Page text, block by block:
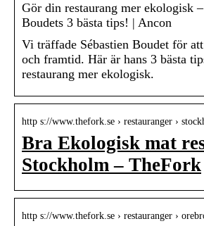
Gör din restaurang mer ekologisk
Boudets 3 bästa tips! | Ancon
Vi träffade Sébastien Boudet för
och framtid. Här är hans 3 bästa
restaurang mer ekologisk.
http s://www.thefork.se › restauranger ›
Bra Ekologisk mat
Stockholm – TheFork
http s://www.thefork.se › restauranger ›